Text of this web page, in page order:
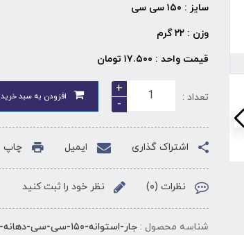
سایز : ۱۵۰ سی سی
وزن : ۲۲ گرم
قیمت واحد : ۱۷.۵۰۰
تومان
تعداد :
+
-
افزودن به سبد خرید
اشتراک گذاری ایمیل چاپ
نظرات (۰) نظر خود را ثبت کنید
شناسه محصول :جار-استوانه-۱۵۰-سی-سی-دهانه-۷۰-۵۰-عددی